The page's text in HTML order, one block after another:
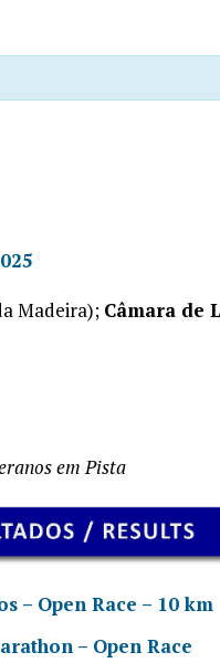
Madeira); Câmara de
em Pista
– Open Race – 10 km
– Open Race